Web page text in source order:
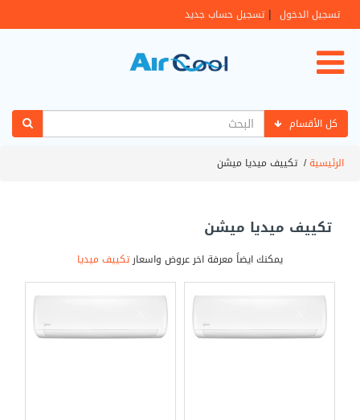
تسجيل الدخول | تسجيل حساب جديد
كل الأقسام
الرئيسية/تكييف ميديا ميشن
تكييف ميديا ميشن
يمكنك ايضاً معرفة اخر عروض واسعارتكييف ميديا